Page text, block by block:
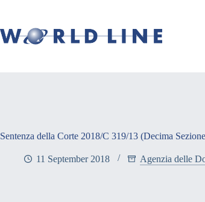
Sentenza della Corte 2018/C 319/13 (Decima
11 September 2018 Agenzia delle